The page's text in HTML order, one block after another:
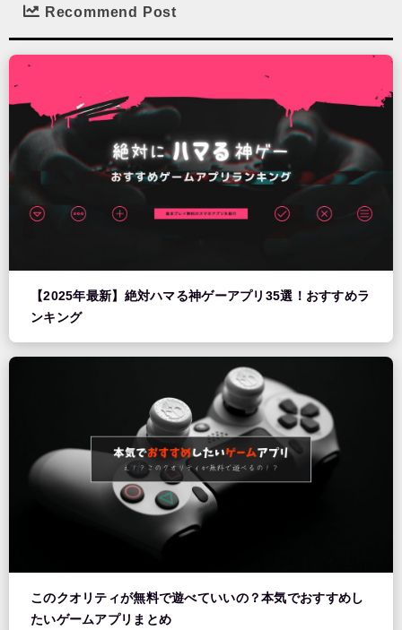
Recommend Post
【2025年最新】絶対ハマる神ゲーアプリ35選！おすすめラ
ンキング
このクオリティが無料で遊べていいの？本気でおすすめし
たいゲームアプリまとめ